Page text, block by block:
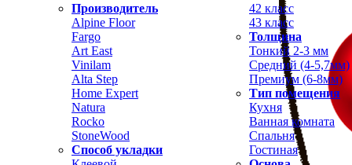
Производитель
Alpine Floor
Fargo
Art East
Vinilam
Alta Step
Home Expert
Natura
Rocko
StoneWood
Способ укладки
42 класс
43 класс
Толщина
Тонкий 2-3 мм
Средний (4-5,7мм)
Премиум (6-8мм)
Тип помещения
Кухня
Ванная комната
Спальня
Гостиная